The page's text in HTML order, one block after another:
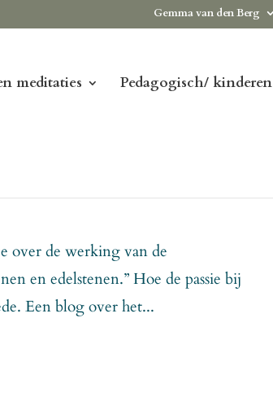
Gemma van den Berg
meditaties Pedagogisch/ kinderen
over de werking van de
en edelstenen.” Hoe de passie bij
Een blog over het...